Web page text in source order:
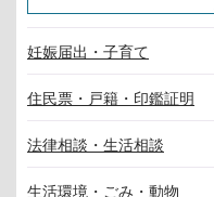
妊娠届出・子育て
住民票・戸籍・印鑑証明
法律相談・生活相談
生活環境・ごみ・動物